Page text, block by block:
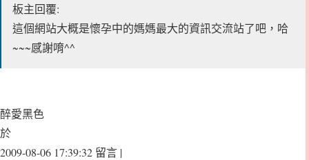
板主回覆:
這個網站大概是懷孕中的媽媽最大的資訊交流站了吧，哈
~~~感謝唷^^
醉愛黑色
於
2009-08-06 17:39:32 留言 |